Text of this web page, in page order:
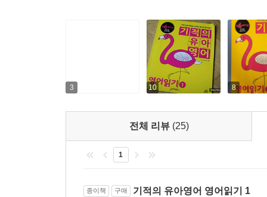
3 10 8
전체 리뷰 (25)
1
종이책 구매 기적의 유아영어 영어읽기 1